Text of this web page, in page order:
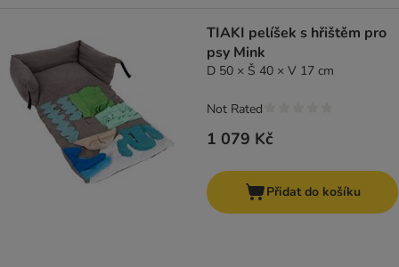
TIAKI pelíšek s hřištěm pro
psy Mink
D 50 × Š 40 × V 17 cm
1 079 Kč
Not Rated
Přidat do košíku